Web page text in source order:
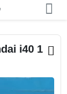
i40 1